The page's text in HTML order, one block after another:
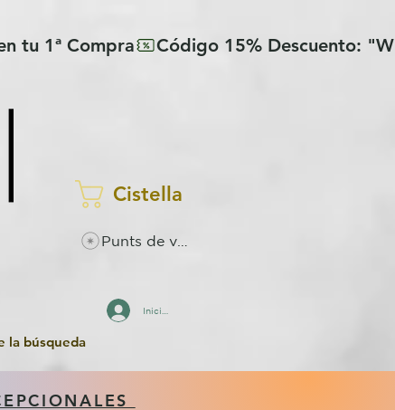
Cistella
Inicia la sessió
la búsqueda